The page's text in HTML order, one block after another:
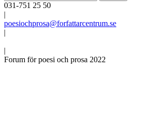
031-751 25 50
|
poesiochprosa@forfattarcentrum.se
|
|
Forum för poesi och prosa 2022